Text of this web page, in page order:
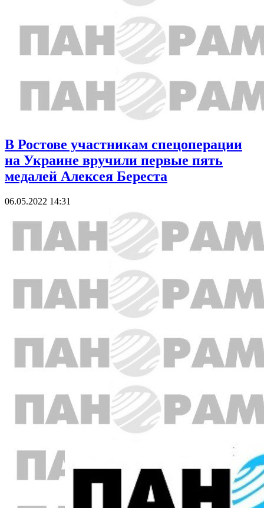
В Ростове участникам спецоперации
на Украине вручили первые пять
медалей Алексея Береста
06.05.2022 14:31